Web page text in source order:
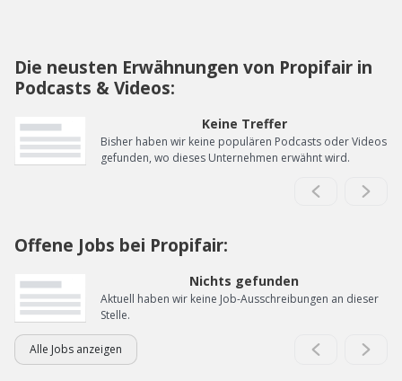
Die neusten Erwähnungen von Propifair in
Podcasts & Videos:
Keine Treffer
Bisher haben wir keine populären Podcasts oder Videos
gefunden, wo dieses Unternehmen erwähnt wird.
Offene Jobs bei Propifair:
Nichts gefunden
Aktuell haben wir keine Job-Ausschreibungen an dieser
Stelle.
Alle Jobs anzeigen